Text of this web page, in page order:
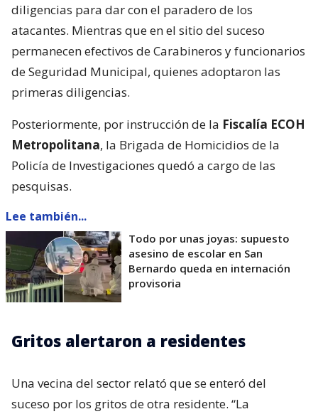
diligencias para dar con el paradero de los
atacantes. Mientras que en el sitio del suceso
permanecen efectivos de Carabineros y funcionarios
de Seguridad Municipal, quienes adoptaron las
primeras diligencias.
Posteriormente, por instrucción de la Fiscalía ECOH
Metropolitana, la Brigada de Homicidios de la
Policía de Investigaciones quedó a cargo de las
pesquisas.
Lee también...
Todo por unas joyas: supuesto
asesino de escolar en San
Bernardo queda en internación
provisoria
Gritos alertaron a residentes
Una vecina del sector relató que se enteró del
suceso por los gritos de otra residente. “La